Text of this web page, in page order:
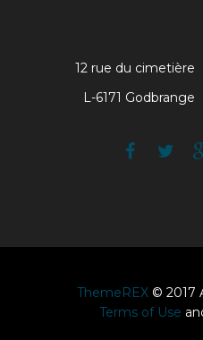
12 rue du cimetière
L-6171 Godbrange
ThemeREX© 2017
Terms of Use